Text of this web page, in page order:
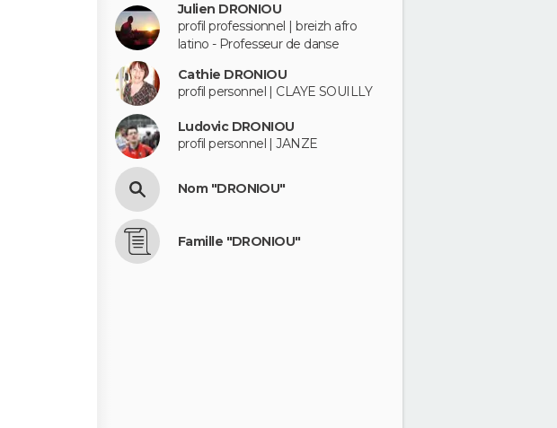
Julien DRONIOU
profil professionnel | breizh afro
latino - Professeur de danse
Cathie DRONIOU
profil personnel | CLAYE SOUILLY
Ludovic DRONIOU
profil personnel | JANZE
Nom "DRONIOU"
Famille "DRONIOU"